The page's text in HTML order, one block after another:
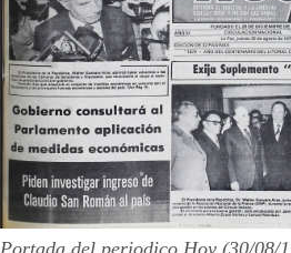
Portada del periodico Hoy (30/08/